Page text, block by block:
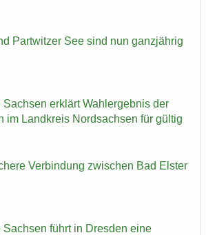
Part­wit­zer See sind nun ganz­jäh­rig
Sach­sen er­klärt Wahl­er­geb­nis der
im Land­kreis Nord­sach­sen für gül­tig
Ver­bin­dung zwi­schen Bad Els­ter
Sach­sen führt in Dres­den eine